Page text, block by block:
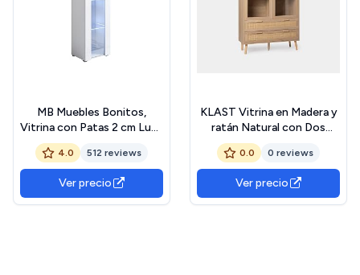
MB Muebles Bonitos,
Vitrina con Patas 2 cm Luke
V5 para Salón o Comedor
Moderno con Luz LED,
Mueble Modular de
Melamina Brillo, Color
Blanco, 40x167x29 cm
4.0 512 reviews
Ver precio
KLAST Vitrina en Madera y
ratán Natural con Dos
Puertas acristaladas, Tres
estantes y Dos cajones
para Almacenamiento.
Medidas: 100 cm x 170 cm
0.0 0 reviews
Ver precio